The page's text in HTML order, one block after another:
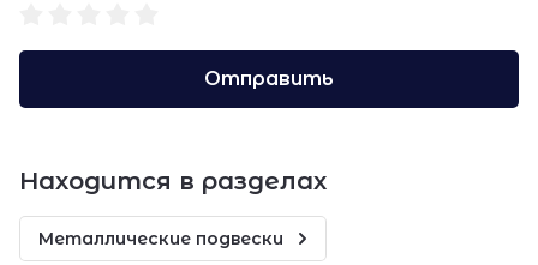
Отправить
Находится в разделах
Металлические подвески